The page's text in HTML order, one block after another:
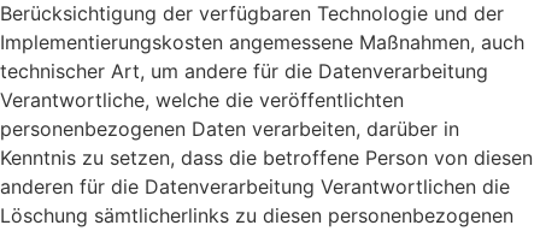
Berücksichtigung der verfügbaren Technologie und der
Implementierungskosten angemessene Maßnahmen, auch
technischer Art, um andere für die Datenverarbeitung
Verantwortliche, welche die veröffentlichten
personenbezogenen Daten verarbeiten, darüber in
Kenntnis zu setzen, dass die betroffene Person von diesen
anderen für die Datenverarbeitung Verantwortlichen die
Löschung sämtlicherlinks zu diesen personenbezogenen